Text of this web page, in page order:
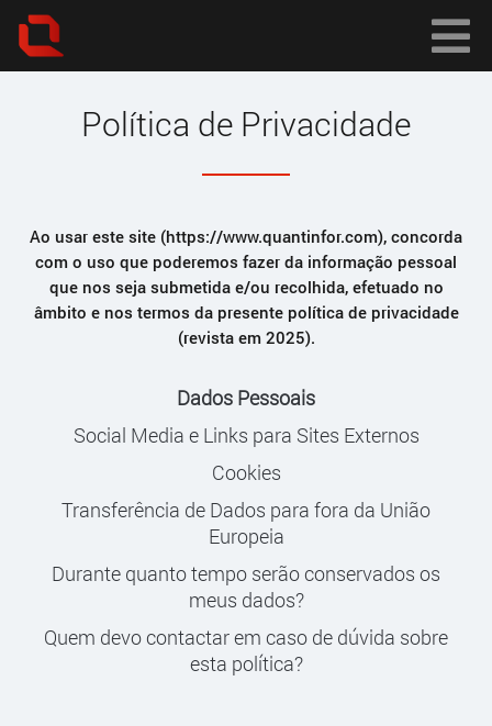
Política de Privacidade
Ao usar este site (https://www.quantinfor.com), concorda
com o uso que poderemos fazer da informação pessoal
que nos seja submetida e/ou recolhida, efetuado no
âmbito e nos termos da presente política de privacidade
(revista em 2025).
Dados Pessoais
Social Media e Links para Sites Externos
Cookies
Transferência de Dados para fora da União
Europeia
Durante quanto tempo serão conservados os
meus dados?
Quem devo contactar em caso de dúvida sobre
esta política?